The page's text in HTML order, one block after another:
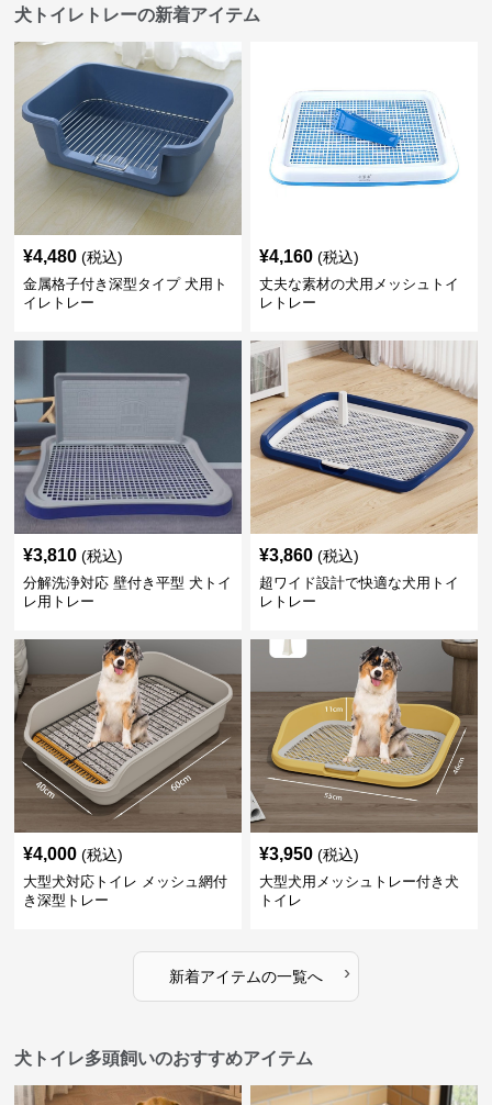
犬トイレトレーの新着アイテム
¥4,480 (税込)
金属格子付き深型タイプ 犬用ト
イレトレー
¥4,160 (税込)
丈夫な素材の犬用メッシュトイ
レトレー
¥3,810 (税込)
分解洗浄対応 壁付き平型 犬トイ
レ用トレー
¥3,860 (税込)
超ワイド設計で快適な犬用トイ
レトレー
¥4,000 (税込)
大型犬対応トイレ メッシュ網付
き深型トレー
¥3,950 (税込)
大型犬用メッシュトレー付き犬
トイレ
新着アイテムの一覧へ ›
犬トイレ多頭飼いのおすすめアイテム